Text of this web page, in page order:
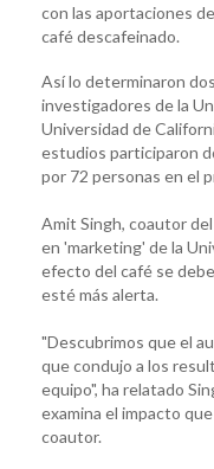
con las aportaciones
café descafeinado.
Así lo determinaron
investigadores de la
Universidad de
estudios participaron
por 72 personas en el
Amit Singh, coautor
en 'marketing' de la
efecto del café se
esté más alerta.
"Descubrimos que el
que condujo a los
equipo", ha relatado
examina el impacto
coautor.